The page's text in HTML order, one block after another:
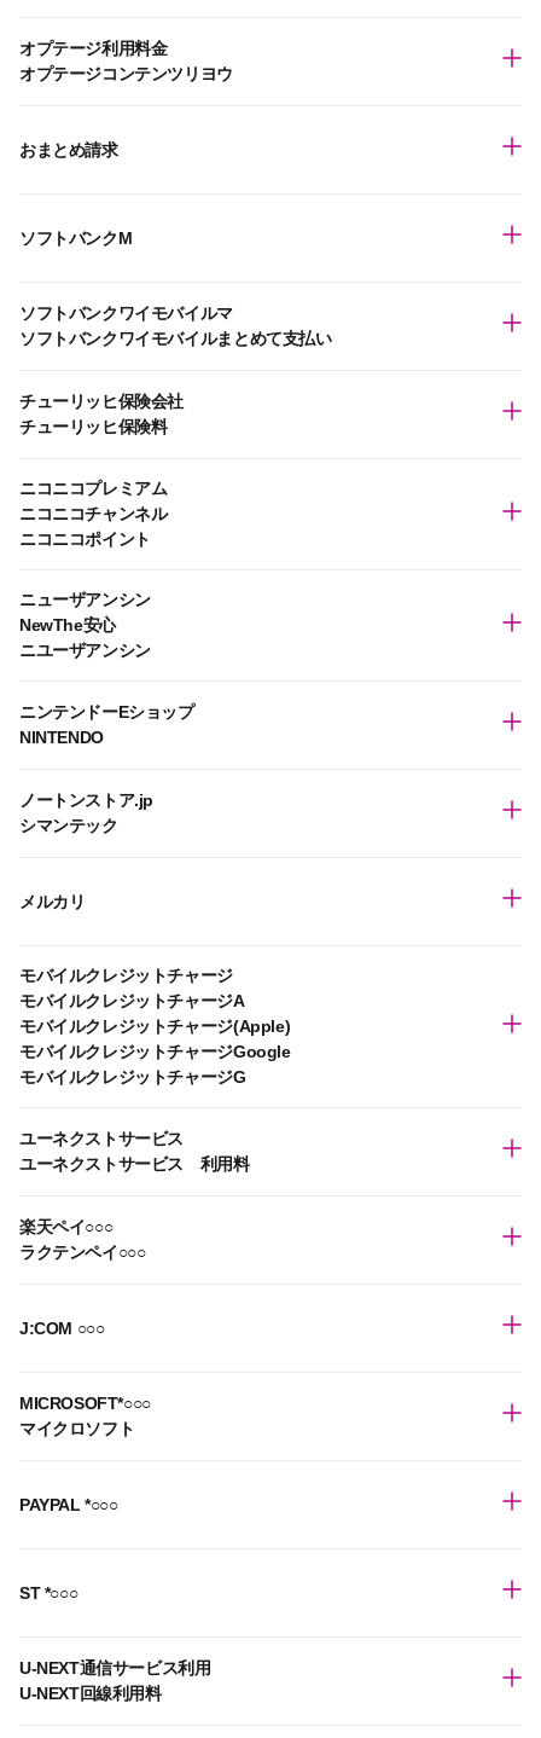
オプテージ利用料金
オプテージコンテンツリヨウ
おまとめ請求
ソフトバンクM
ソフトバンクワイモバイルマ
ソフトバンクワイモバイルまとめて支払い
チューリッヒ保険会社
チューリッヒ保険料
ニコニコプレミアム
ニコニコチャンネル
ニコニコポイント
ニューザアンシン
NewThe安心
ニユーザアンシン
ニンテンドーEショップ
NINTENDO
ノートンストア.jp
シマンテック
メルカリ
モバイルクレジットチャージ
モバイルクレジットチャージA
モバイルクレジットチャージ(Apple)
モバイルクレジットチャージGoogle
モバイルクレジットチャージG
ユーネクストサービス
ユーネクストサービス 利用料
楽天ペイ○○○
ラクテンペイ○○○
J:COM ○○○
MICROSOFT*○○○
マイクロソフト
PAYPAL *○○○
ST *○○○
U-NEXT通信サービス利用
U-NEXT回線利用料